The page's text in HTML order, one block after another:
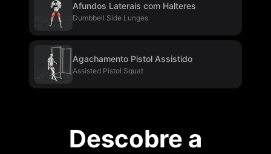
Afundos Laterais com Halteres
Dumbbell Side Lunges
Agachamento Pistol Assistido
Assisted Pistol Squat
Descobre a